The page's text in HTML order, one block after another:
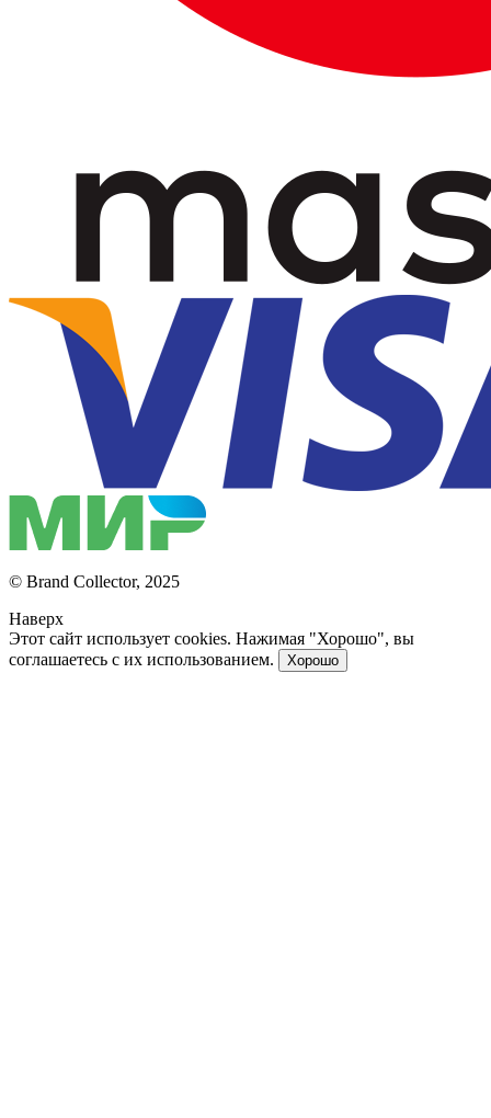
© Brand Collector, 2025
Наверх
Этот сайт использует cookies. Нажимая "Хорошо", вы
соглашаетесь с их использованием.
Хорошо